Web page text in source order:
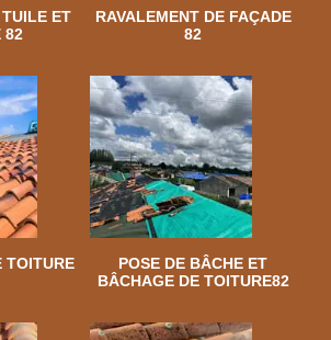
ET
82
RAVALEMENT DE FAÇADE
82
TOITURE
POSE DE BÂCHE ET
BÂCHAGE DE TOITURE82